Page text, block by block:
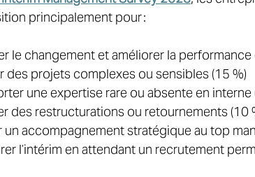
principalement pour :
le changement et améliorer la
des projets complexes ou sensibles (15 %)
une expertise rare ou absente en interne
des restructurations ou retournements (10
un accompagnement stratégique au top
l’intérim en attendant un recrutement